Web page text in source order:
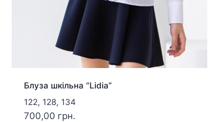
Блуза шкільна “Lidia”
122, 128, 134
700,00 грн.